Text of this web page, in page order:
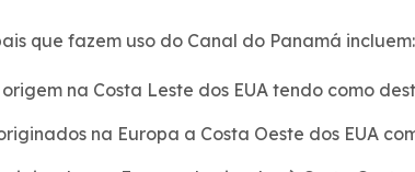
que fazem uso do Canal do Panamá incluem:
na Costa Leste dos EUA tendo como
na Europa a Costa Oeste dos EUA